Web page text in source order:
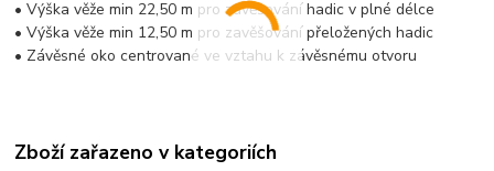
• Výška věže min 22,50 m pro zavěšování hadic v plné délce
• Výška věže min 12,50 m pro zavěšování přeložených hadic
• Závěsné oko centrované ve vztahu k závěsnému otvoru
Zboží zařazeno v kategoriích